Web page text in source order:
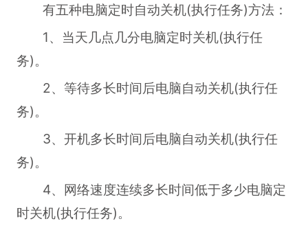
有五种电脑定时自动关机(执行任务)方法：
1、当天几点几分电脑定时关机(执行任
务)。
2、等待多长时间后电脑自动关机(执行任
务)。
3、开机多长时间后电脑自动关机(执行任
务)。
4、网络速度连续多长时间低于多少电脑定
时关机(执行任务)。